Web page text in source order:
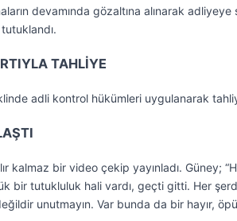
devamında gözaltına alınarak
tutuklandı.
TAHLİYE
adli kontrol hükümleri uygulanarak
kalmaz bir video çekip yayınladı. Güney;
bir tutukluluk hali vardı, geçti gitti. Her
unutmayın. Var bunda da bir hayır,